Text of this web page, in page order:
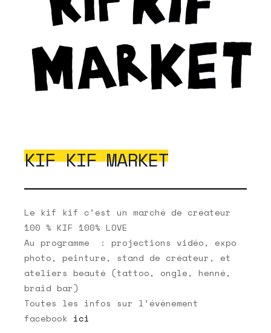
KIF KIF MARKET
Le kif kif c’est un marché de créateur
100 % KIF 100% LOVE
Au programme : projections vidéo, expo
photo, peinture, stand de créateur, et
ateliers beauté (tattoo, ongle, henné,
braid bar)
Toutes les infos sur l’évènement
facebook ici